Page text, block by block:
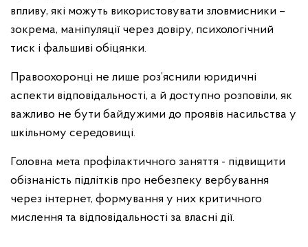
впливу, які можуть використовувати зловмисники –
зокрема, маніпуляції через довіру, психологічний
тиск і фальшиві обіцянки.
Правоохоронці не лише роз’яснили юридичні
аспекти відповідальності, а й доступно розповіли, як
важливо не бути байдужими до проявів насильства у
шкільному середовищі.
Головна мета профілактичного заняття - підвищити
обізнаність підлітків про небезпеку вербування
через інтернет, формування у них критичного
мислення та відповідальності за власні дії.